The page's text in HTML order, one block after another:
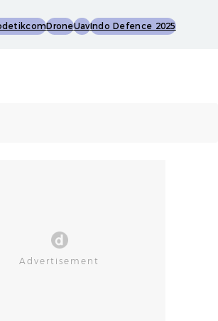
DroneUavIndo Defence 2025